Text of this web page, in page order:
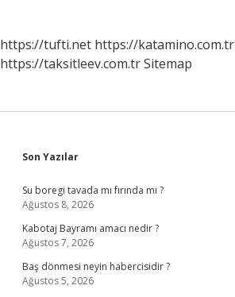
https://tufti.net https://katamino.com.tr
https://taksitleev.com.trSitemap
Sidebar
Son Yazılar
Su boregi tavada mı fırında mı ?
Ağustos 8, 2026
Kabotaj Bayramı amacı nedir ?
Ağustos 7, 2026
Baş dönmesi neyin habercisidir ?
Ağustos 5, 2026